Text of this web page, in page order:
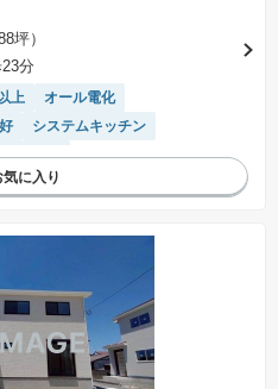
坪）
分
上
オール電化
システムキッチン
洗浄便座